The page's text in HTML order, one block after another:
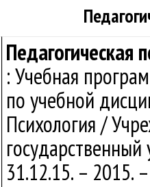
Педагогическая
: Учебная
по учебной
Психология /
31.12.15. –